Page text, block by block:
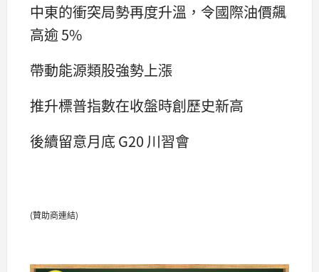
中東的衝突局勢再度升溫，令國際油價飆
高逾 5%
帶動能源類股強勢上漲
推升標普指數在收盤時創歷史新高
後續留意月底 G20 川習會
(贊助商連結)